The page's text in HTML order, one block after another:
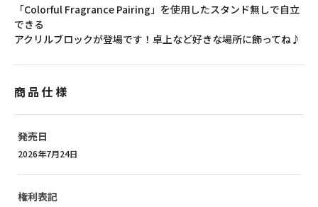
「Colorful Fragrance Pairing」を使用したスタンド無しで自立
できる
アクリルブロックが登場です！卓上など好きな場所に飾ってね♪
商品仕様
発売日
2026年7月24日
権利表記